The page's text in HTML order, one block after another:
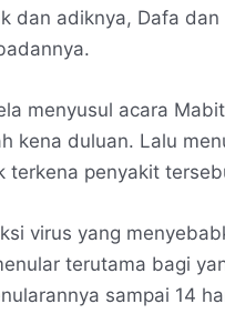
dan adiknya, Dafa
menyusul acara
kena duluan. Lalu
terkena penyakit
virus yang
terutama bagi
sampai 14